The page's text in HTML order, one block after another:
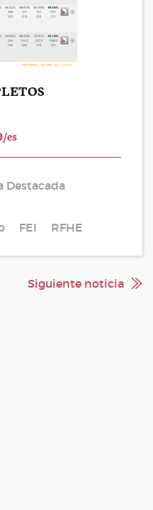
es
Destacada
FEI RFHE
Siguiente noticia